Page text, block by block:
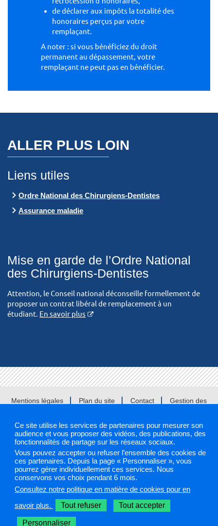
Ce site utilise les services de partenaires pour mesurer son
audience et vous proposer des vidéos, des publications, des
fonctionnalités de partage sur les réseaux sociaux.
Vous pouvez accepter ou refuser l’ensemble des cookies de
ces partenaires. Depuis la page « Personnaliser », vous
pourrez gérer individuellement ces services. Nous
conservons vos choix pendant 6 mois.
Consultez notre politique en matière de cookies pour en
savoir plus.
Tout refuser Tout accepter
Personnaliser
de déclarer aux impôts la totalité des
honoraires perçus par votre
remplaçant.
A noter : si vous bénéficiez du droit
permanent au dépassement, votre
remplaçant ne peut pas en bénéficier.
ALLER PLUS LOIN
Liens utiles
Ordre National des Chirurgiens-Dentistes
Assurance maladie
Mise en garde de l’Ordre National
des Chirurgiens-Dentistes
Attention, le Conseil national déconseille formellement de
proposer un contrat libéral de remplacement à un
étudiant. En savoir plus
Mentions légales Plan du site Contact
Gestion des
ARS 2019
Sélectionnez une région pour accéder à votre site PAPS
Les sites PAPS